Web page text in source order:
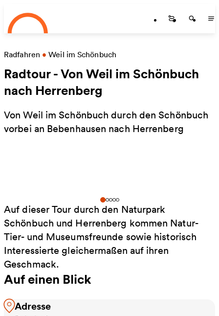
Zum Hauptinhalt springen
Startseite
Radfahren • Weil im Schönbuch
Radtour - Von Weil im Schönbuch
nach Herrenberg
Von Weil im Schönbuch durch den Schönbuch
vorbei an Bebenhausen nach Herrenberg
Auf dieser Tour durch den Naturpark
Schönbuch und Herrenberg kommen Natur-
Tier- und Museumsfreunde sowie historisch
Interessierte gleichermaßen auf ihren
Geschmack.
Auf einen Blick
Adresse